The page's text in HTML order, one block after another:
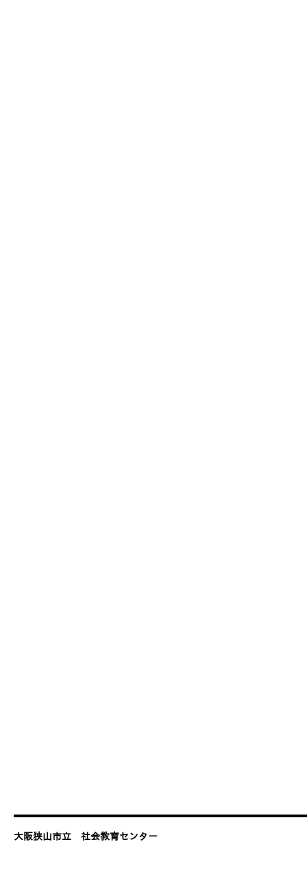
大阪狭山市立 社会教育センター